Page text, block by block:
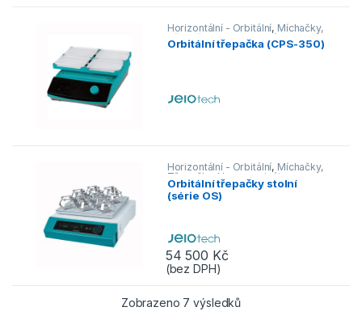
Horizontální - Orbitální, Míchačky,
Třepačky, Homogenizátory
Třepačky
Orbitální třepačka (CPS-350)
Horizontální - Orbitální, Míchačky,
Třepačky, Homogenizátory,
Třepačky
Orbitální třepačky stolní
(série OS)
54 500 Kč
(bez DPH)
Tento produkt má více variant.
Zobrazeno 7 výsledků